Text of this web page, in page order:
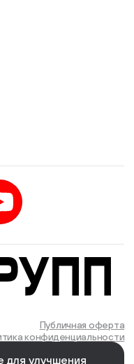
Публичная оферта
конфиденциальности
улучшения
Войти